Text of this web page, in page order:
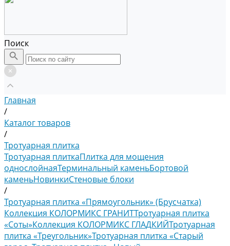
Поиск
Главная
/
Каталог товаров
/
Тротуарная плитка
Тротуарная плиткаПлитка для мощения
однослойнаяТерминальный каменьБортовой
каменьНовинкиСтеновые блоки
/
Тротуарная плитка «Прямоугольник» (Брусчатка)
Коллекция КОЛОРМИКС ГРАНИТТротуарная плитка
«Соты»Коллекция КОЛОРМИКС ГЛАДКИЙТротуарная
плитка «Треугольник»Тротуарная плитка «Старый